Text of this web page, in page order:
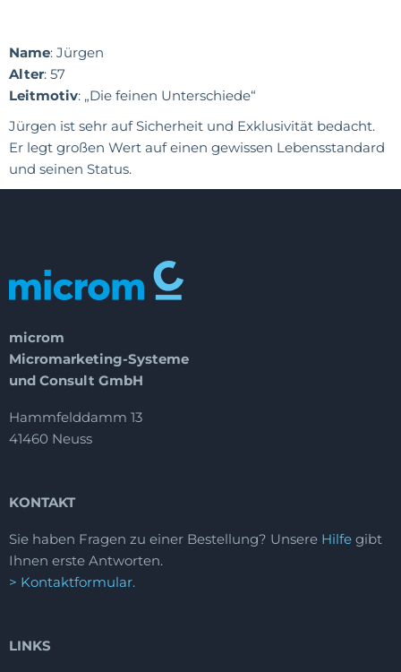
Name: Jürgen
Alter: 57
Leitmotiv: „Die feinen Unterschiede“
Jürgen ist sehr auf Sicherheit und Exklusivität bedacht.
Er legt großen Wert auf einen gewissen Lebensstandard
und seinen Status.
microm
Micromarketing-Systeme
und Consult GmbH
Hammfelddamm 13
41460 Neuss
KONTAKT
Sie haben Fragen zu einer Bestellung? Unsere Hilfe gibt
Ihnen erste Antworten.
> Kontaktformular.
LINKS